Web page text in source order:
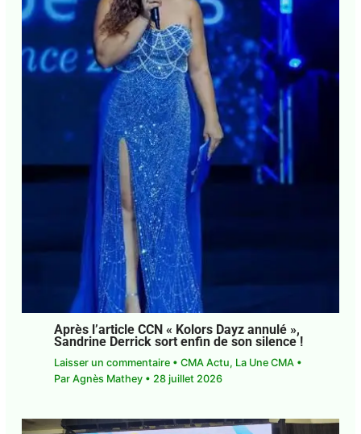
Après l’article CCN « Kolors Dayz
annulé », Sandrine Derrick sort enfin de
son silence !
Laisser un commentaire • CMA Actu ,La Une CMA
• ParAgnès Mathey•28 juillet 2026